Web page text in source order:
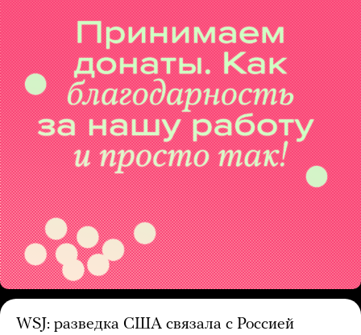
WSJ: разведка США связала с Россией